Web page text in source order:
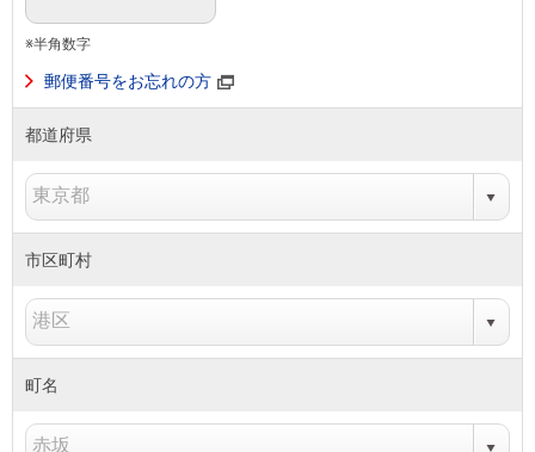
※半角数字
郵便番号をお忘れの方
都道府県
市区町村
町名